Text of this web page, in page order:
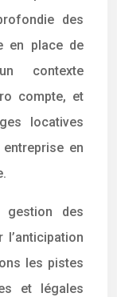
des
en place de
contexte
compte, et
locatives
en
des
les pistes
et légales